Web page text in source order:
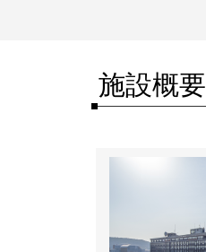
施設概要